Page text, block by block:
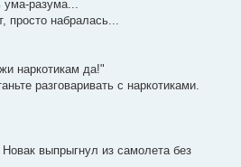
разума...
просто набралась...
наркотикам да!"
разговаривать с наркотиками.
выпрыгнул из самолета без